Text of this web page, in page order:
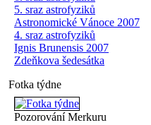
5. sraz astrofyziků
Astronomické Vánoce 2007
4. sraz astrofyziků
Ignis Brunensis 2007
Zdeňkova šedesátka
Fotka týdne
Pozorování Merkuru